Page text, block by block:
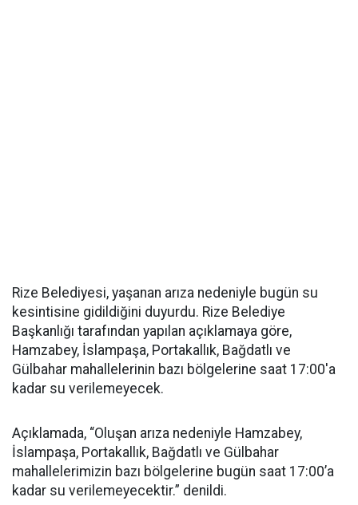
Rize Belediyesi, yaşanan arıza nedeniyle bugün su
kesintisine gidildiğini duyurdu. Rize Belediye
Başkanlığı tarafından yapılan açıklamaya göre,
Hamzabey, İslampaşa, Portakallık, Bağdatlı ve
Gülbahar mahallelerinin bazı bölgelerine saat 17:00'a
kadar su verilemeyecek.
Açıklamada, “Oluşan arıza nedeniyle Hamzabey,
İslampaşa, Portakallık, Bağdatlı ve Gülbahar
mahallelerimizin bazı bölgelerine bugün saat 17:00’a
kadar su verilemeyecektir.” denildi.